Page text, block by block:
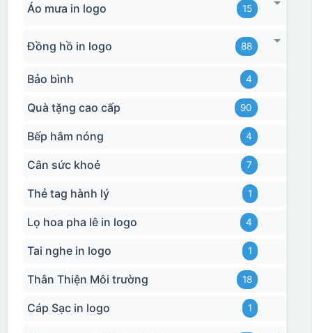
Bước 3: Xếp sản phẩm sau khi dán vào lò nung và
Deacl có 1 nền màu
vàng, khi in ở nhiệt cao, nền đó sẽ cháy và biến mất để
lại mực in logo dính chết lên gốm sứ [gallery link="file"
Áo mưa in logo 15
Đồng hồ in logo 88
Bảo bình 4
Quà tặng cao cấp 90
Bếp hâm nóng 4
Cân sức khoẻ 7
Thẻ tag hành lý 1
Lọ hoa pha lê in logo 4
Tai nghe in logo 1
Thân Thiện Môi trường 18
Cáp Sạc in logo 1